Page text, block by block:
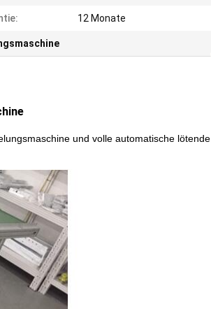
12 Monate
und volle automatische lötende